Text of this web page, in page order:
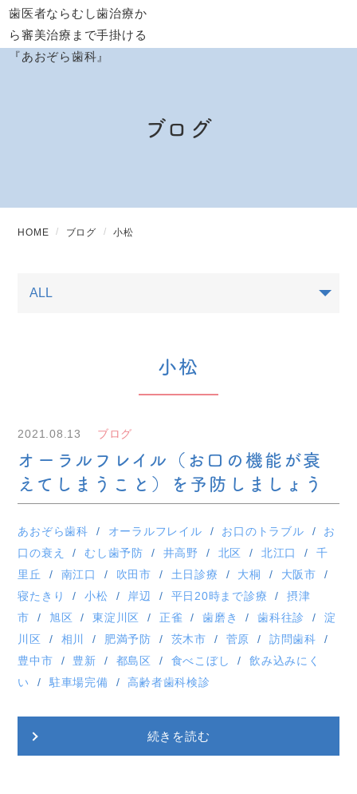
ブログ
HOME ブログ 小松
小松
2021.08.13 ブログ
オーラルフレイル（お口の機能が衰
えてしまうこと）を予防しましょう
あおぞら歯科 オーラルフレイル お口のトラブル
お
口の衰え
むし歯予防 井高野 北区 北江口
千
里丘
南江口 吹田市 土日診療 大桐
大阪市
寝たきり
小松 岸辺 平日20時まで診療
摂津
市
旭区 東淀川区 正雀 歯磨き 歯科往診
淀
川区
相川 肥満予防 茨木市 菅原
訪問歯科
豊中市
豊新 都島区 食べこぼし
飲み込みにく
い
駐車場完備 高齢者歯科検診
続きを読む